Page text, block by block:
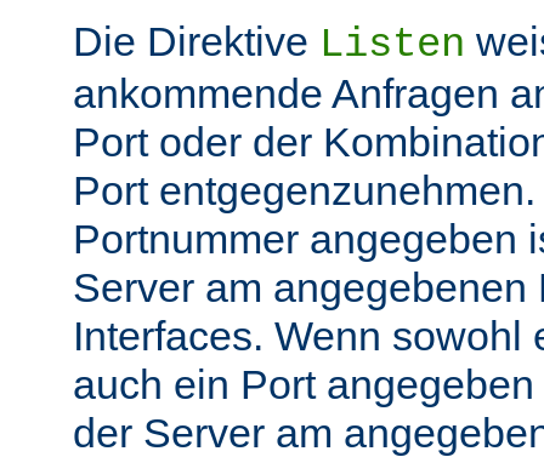
Die Direktive Listen
ankommende Anfragen
Port oder der
Port
Portnummer angegeben
Server am angegebenen
Interfaces. Wenn sowohl
auch ein Port
der Server am